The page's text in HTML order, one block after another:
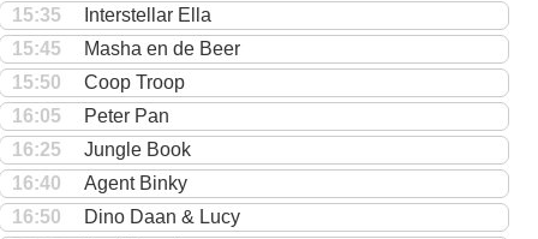
15:35
Interstellar Ella
15:45
Masha en de Beer
15:50
Coop Troop
16:05
Peter Pan
16:25
Jungle Book
16:40
Agent Binky
16:50
Dino Daan & Lucy